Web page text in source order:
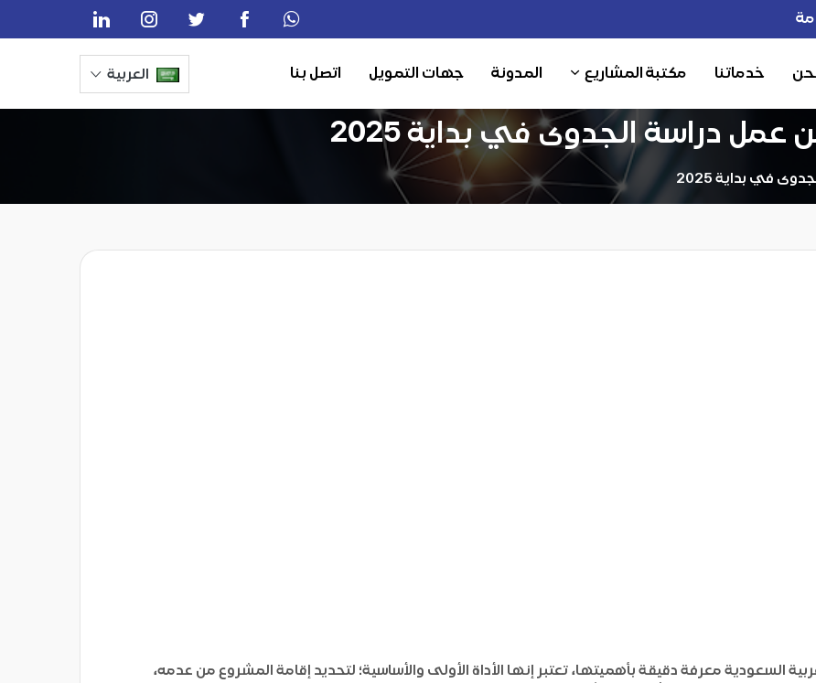
خدماتنا مكتبة المشاريع المدونة جهات التمويل اتصل بنا العربية
دراسة الجدوى في بداية 2025
في بداية 2025
السعودية معرفة دقيقة بأهميتها، تعتبر إنها الأداة الأولى والأساسية؛ لتحديد إقامة المشروع من عدمه،